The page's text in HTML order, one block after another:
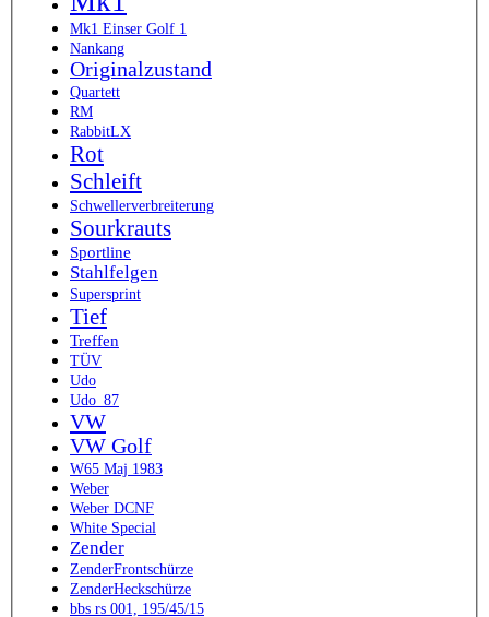
Mk1 Einser Golf 1
Nankang
Originalzustand
Quartett
RM
RabbitLX
Rot
Schleift
Schwellerverbreiterung
Sourkrauts
Sportline
Stahlfelgen
Supersprint
Tief
Treffen
TÜV
Udo
Udo_87
VW
VW Golf
W65 Maj 1983
Weber
Weber DCNF
White Special
Zender
ZenderFrontschürze
ZenderHeckschürze
bbs rs 001, 195/45/15